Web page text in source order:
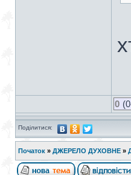
0
Поділитися:
Початок » ДЖЕРЕЛО ДУХОВНЕ »